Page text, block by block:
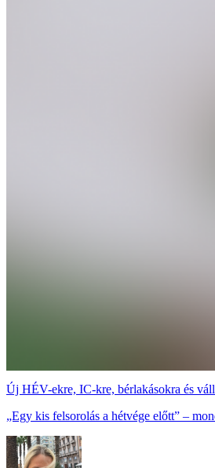
Új HÉV-ekre, IC-kre, bérlakásokra és
„Egy kis felsorolás a hétvége előtt” –